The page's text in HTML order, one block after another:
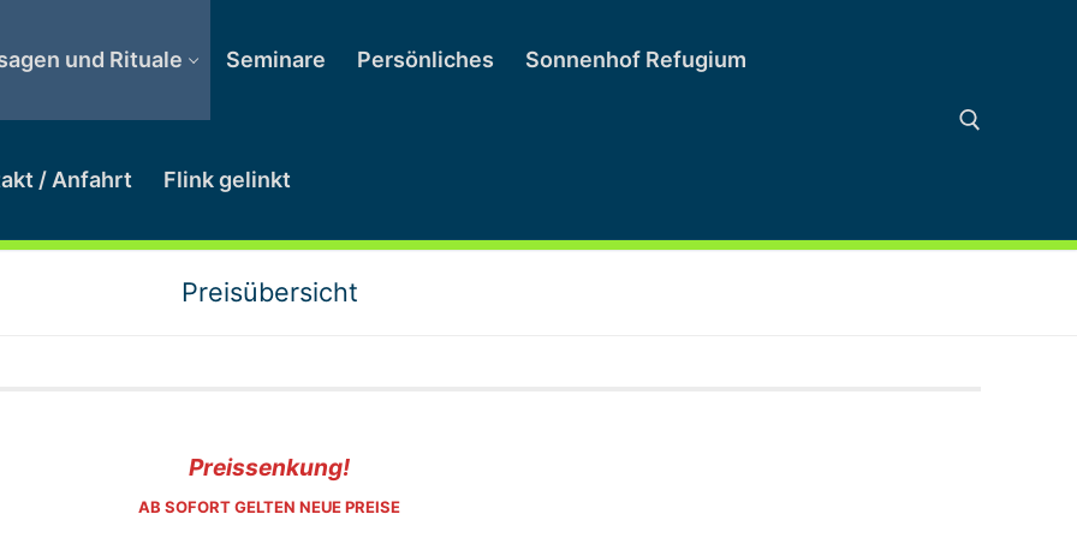
und Rituale Seminare Persönliches Sonnenhof Refugium
/ Anfahrt Flink gelinkt
Preisübersicht
Preissenkung!
AB SOFORT GELTEN NEUE PREISE